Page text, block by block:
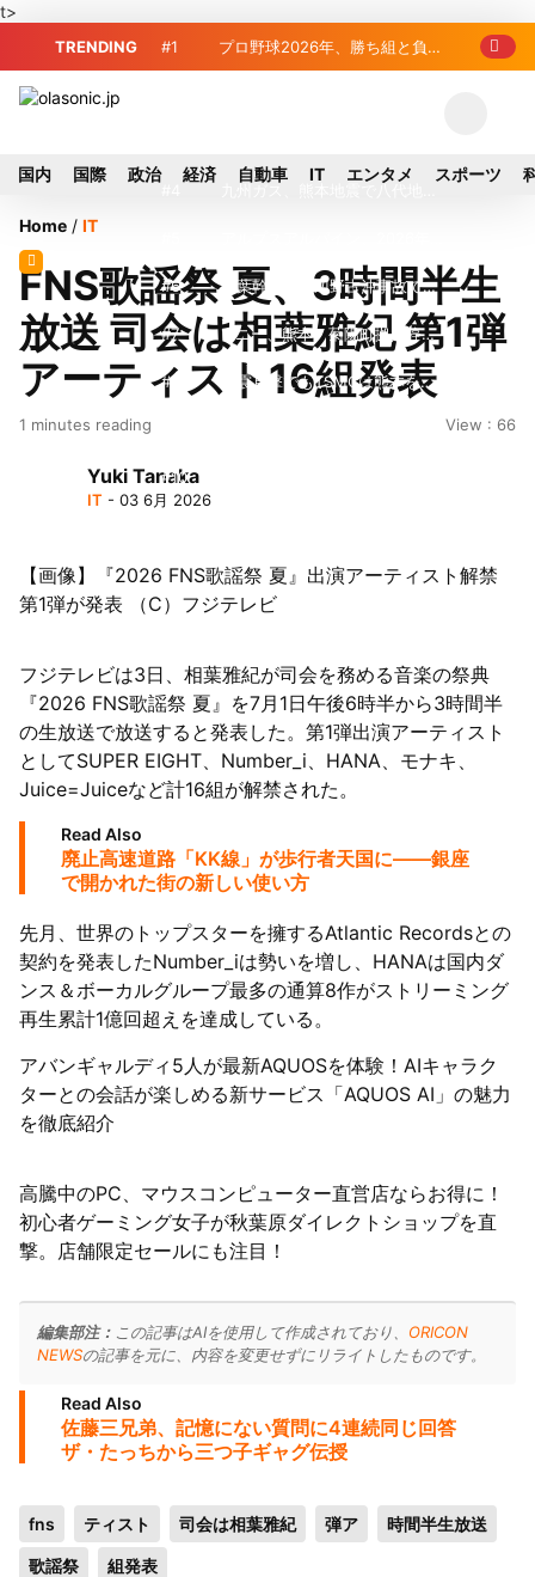
t>
TRENDING #1 プロ野球2026年、勝ち組と負け
由に
月1日付人事異動を発表
#6 榛葉幹事長、辺野古沖事故で
「地元メディアの報道不足」指摘 那覇
訪問中
#7 ソニー、熊本・菊陽町拠点停
止 復旧見通し立たず 半導体集積地に
#8 地震直撃でもTSMCは熊本を見
出される ギリシャ発航空機が緊急着陸
#10
国内 国際 政治 経済 自動車 IT エンタメ スポーツ
Home / IT
FNS歌謡祭 夏、3時間半生
放送 司会は相葉雅紀 第1弾
アーティスト16組発表
1 minutes reading View : 66
Yuki Tanaka
IT - 03 6月 2026
【画像】『2026 FNS歌謡祭 夏』出演アーティスト解禁
第1弾が発表 （C）フジテレビ
フジテレビは3日、相葉雅紀が司会を務める音楽の祭典
『2026 FNS歌謡祭 夏』を7月1日午後6時半から3時間半
の生放送で放送すると発表した。第1弾出演アーティスト
としてSUPER EIGHT、Number_i、HANA、モナキ、
Juice=Juiceなど計16組が解禁された。
Read Also
廃止高速道路「KK線」が歩行者天国に――銀座
で開かれた街の新しい使い方
先月、世界のトップスターを擁するAtlantic Recordsとの
契約を発表したNumber_iは勢いを増し、HANAは国内ダ
ンス＆ボーカルグループ最多の通算8作がストリーミング
再生累計1億回超えを達成している。
アバンギャルディ5人が最新AQUOSを体験！AIキャラク
ターとの会話が楽しめる新サービス「AQUOS AI」の魅力
を徹底紹介
高騰中のPC、マウスコンピューター直営店ならお得に！
初心者ゲーミング女子が秋葉原ダイレクトショップを直
撃。店舗限定セールにも注目！
編集部注： この記事はAIを使用して作成されており、 ORICON
NEWSの記事を元に、内容を変更せずにリライトしたものです。
Read Also
佐藤三兄弟、記憶にない質問に4連続同じ回答
ザ・たっちから三つ子ギャグ伝授
fns ティスト 司会は相葉雅紀 弾ア 時間半生放送
歌謡祭 組発表